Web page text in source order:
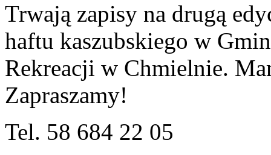
Trwają zapisy na drugą
haftu kaszubskiego w
Rekreacji w Chmielnie.
Zapraszamy!
Tel. 58 684 22 05